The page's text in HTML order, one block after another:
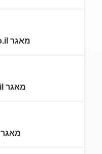
מאגר Seminarion.co.il
מאגר Sikum4U.co.il
מאגר Sicum.co.il